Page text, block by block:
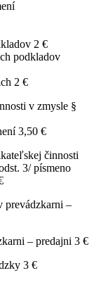
2 €
podkladov
2 €
v zmysle §
3,50 €
činnosti
3/ písmeno
prevádzkarni –
– predajni 3 €
3 €